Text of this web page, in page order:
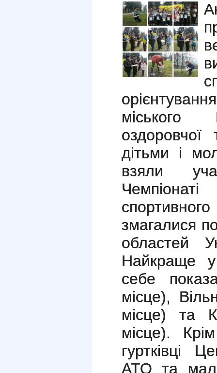
міського
дітьми і
взяли
змагалися
областей
Найкраще у
себе
місце),
місце) та
місце).
гуртківці
АТО та